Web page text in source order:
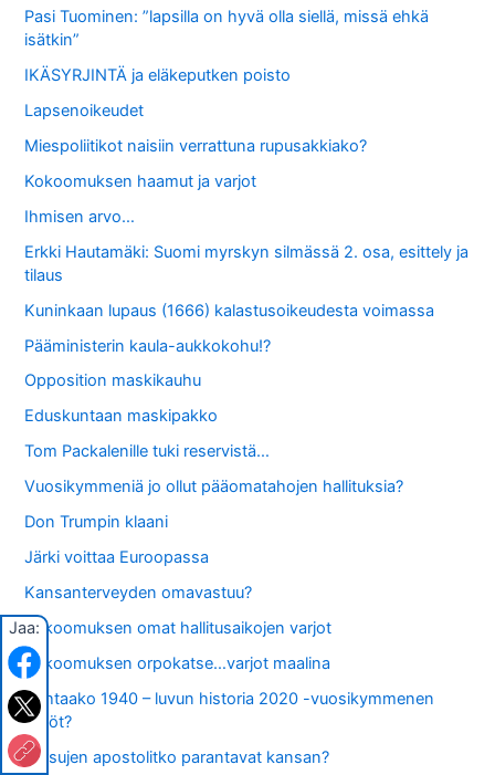
Pasi Tuominen: ”lapsilla on hyvä olla siellä, missä ehkä
isätkin”
IKÄSYRJINTÄ ja eläkeputken poisto
Lapsenoikeudet
Miespoliitikot naisiin verrattuna rupusakkiako?
Kokoomuksen haamut ja varjot
Ihmisen arvo…
Erkki Hautamäki: Suomi myrskyn silmässä 2. osa, esittely ja
tilaus
Kuninkaan lupaus (1666) kalastusoikeudesta voimassa
Pääministerin kaula-aukkokohu!?
Opposition maskikauhu
Eduskuntaan maskipakko
Tom Packalenille tuki reservistä…
Vuosikymmeniä jo ollut pääomatahojen hallituksia?
Don Trumpin klaani
Järki voittaa Euroopassa
Kansanterveyden omavastuu?
Kokoomuksen omat hallitusaikojen varjot
Kokoomuksen orpokatse…varjot maalina
Kohtaako 1940 – luvun historia 2020 -vuosikymmenen
ilmiöt?
Persujen apostolitko parantavat kansan?
Jaa: